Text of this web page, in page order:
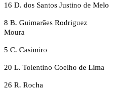
16 D. dos Santos Justino de Melo
8 B. Guimarães Rodriguez
Moura
5 C. Casimiro
20 L. Tolentino Coelho de Lima
26 R. Rocha